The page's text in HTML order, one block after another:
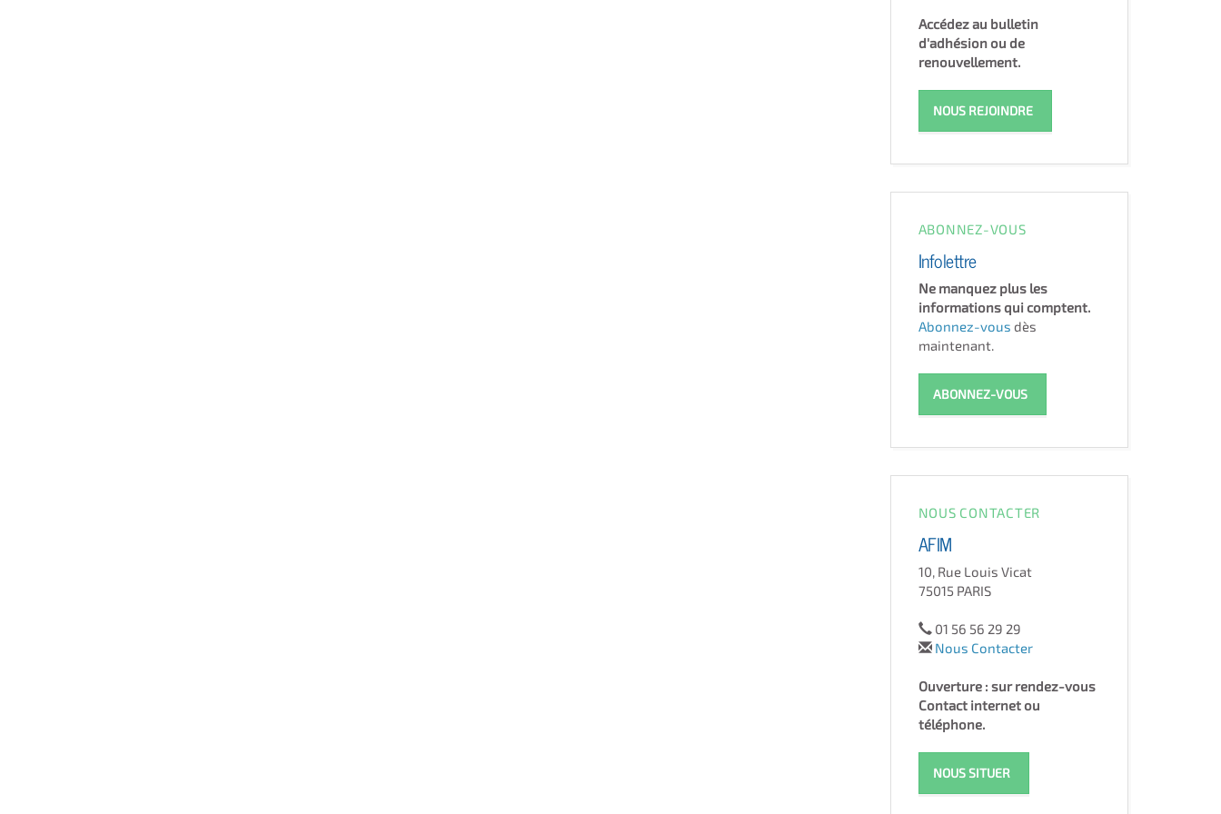
Accédez au bulletin
d'adhésion ou de
renouvellement.
NOUS REJOINDRE
ABONNEZ-VOUS
Infolettre
Ne manquez plus les
informations qui comptent.
Abonnez-vous dès
maintenant.
ABONNEZ-VOUS
NOUS CONTACTER
AFIM
10, Rue Louis Vicat
75015 PARIS
01 56 56 29 29
Nous Contacter
Ouverture : sur rendez-vous
Contact internet ou
téléphone.
NOUS SITUER